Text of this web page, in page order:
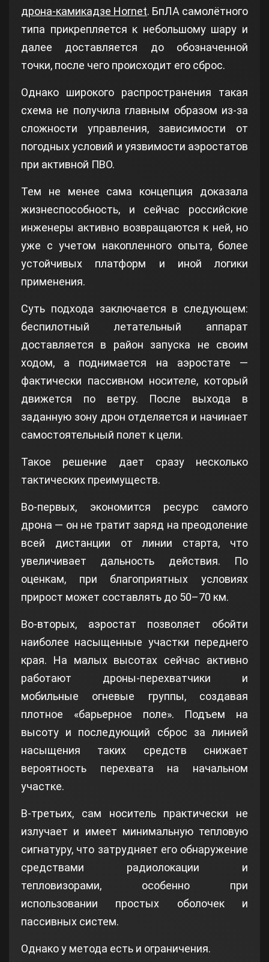
дрона-камикадзе Hornet. БпЛА самолётного
типа прикрепляется к небольшому шару и
далее доставляется до обозначенной
точки, после чего происходит его сброс.
Однако широкого распространения такая
схема не получила главным образом из‑за
сложности управления, зависимости от
погодных условий и уязвимости аэростатов
при активной ПВО.
Тем не менее сама концепция доказала
жизнеспособность, и сейчас российские
инженеры активно возвращаются к ней, но
уже с учетом накопленного опыта, более
устойчивых платформ и иной логики
применения.
Суть подхода заключается в следующем:
беспилотный летательный аппарат
доставляется в район запуска не своим
ходом, а поднимается на аэростате —
фактически пассивном носителе, который
движется по ветру. После выхода в
заданную зону дрон отделяется и начинает
самостоятельный полет к цели.
Такое решение дает сразу несколько
тактических преимуществ.
Во‑первых, экономится ресурс самого
дрона — он не тратит заряд на преодоление
всей дистанции от линии старта, что
увеличивает дальность действия. По
оценкам, при благоприятных условиях
прирост может составлять до 50–70 км.
Во‑вторых, аэростат позволяет обойти
наиболее насыщенные участки переднего
края. На малых высотах сейчас активно
работают дроны‑перехватчики и
мобильные огневые группы, создавая
плотное «барьерное поле». Подъем на
высоту и последующий сброс за линией
насыщения таких средств снижает
вероятность перехвата на начальном
участке.
В‑третьих, сам носитель практически не
излучает и имеет минимальную тепловую
сигнатуру, что затрудняет его обнаружение
средствами радиолокации и
тепловизорами, особенно при
использовании простых оболочек и
пассивных систем.
Однако у метода есть и ограничения.